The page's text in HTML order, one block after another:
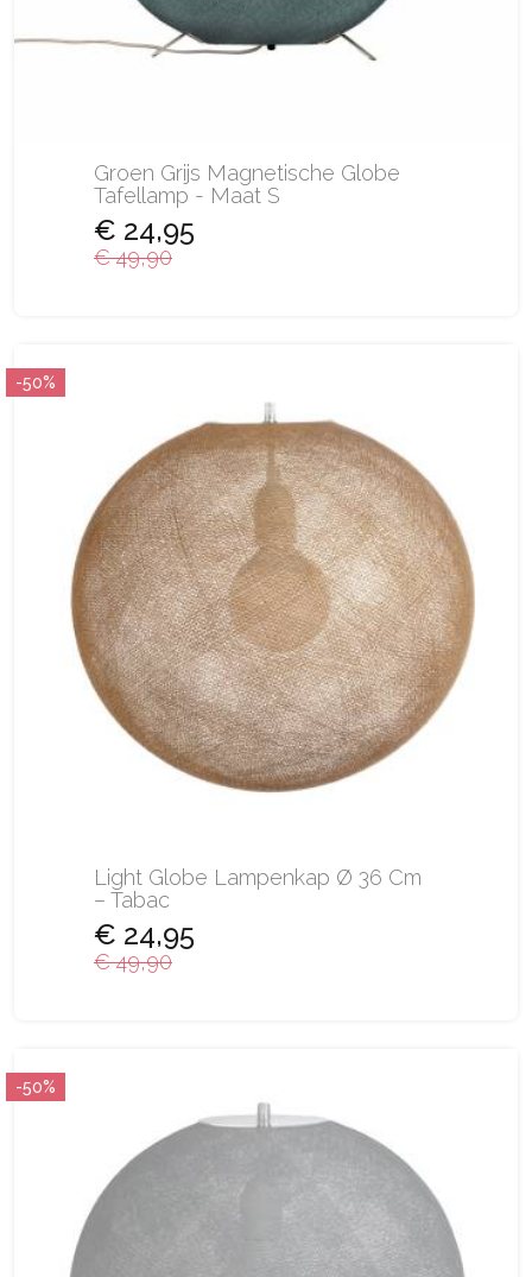
Groen Grijs Magnetische Globe
Tafellamp - Maat S
€ 24,95
€ 49,90
-50%
Light Globe Lampenkap Ø 36 Cm
– Tabac
€ 24,95
€ 49,90
-50%